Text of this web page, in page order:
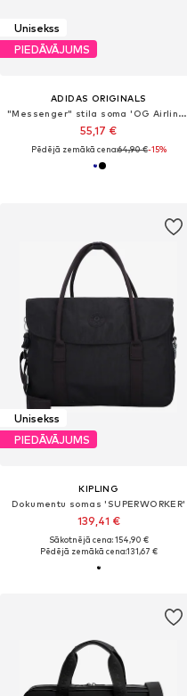
Unisekss
PIEDĀVĀJUMS
ADIDAS ORIGINALS
"Messenger" stila soma 'OG Airliner'
55,17 €
Pēdējā zemākā cena:64,90 €-15%
Unisekss
PIEDĀVĀJUMS
KIPLING
Dokumentu somas 'SUPERWORKER'
139,41 €
Sākotnējā cena: 154,90 €
Pēdējā zemākā cena:131,67 €